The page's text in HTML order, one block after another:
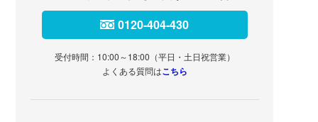
0120-404-430
受付時間：10:00～18:00（平日・土日祝営業）
よくある質問はこちら